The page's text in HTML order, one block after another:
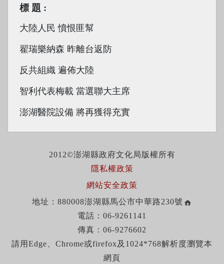
標題
大陸人民 憤恨匪幫
翟瑞樂納森 昨離台返防
反共組織 遍佈大陸
智利代表梅載 當選聯大主席
澎湖醫院設備 將再獲得充實
2012©澎湖縣政府文化局版權所有
隱私權政策
網站安全政策
地址：880008澎湖縣馬公市中華路230號
電話：06-9261141
傳真：06-9276602
請用Edge、Chrome或firefox及1024*768解析度瀏覽本
網頁